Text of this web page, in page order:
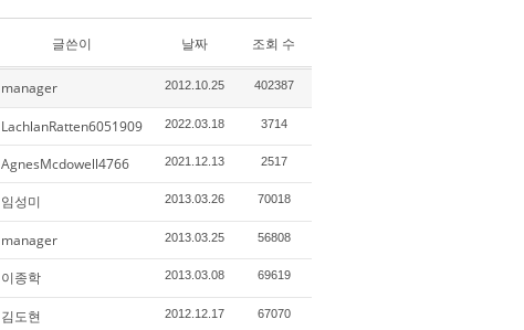
글쓴이 날짜 조회 수
manager 2012.10.25 402387
LachlanRatten6051909 2022.03.18 3714
AgnesMcdowell4766 2021.12.13 2517
임성미 2013.03.26 70018
manager 2013.03.25 56808
이종학 2013.03.08 69619
김도현 2012.12.17 67070